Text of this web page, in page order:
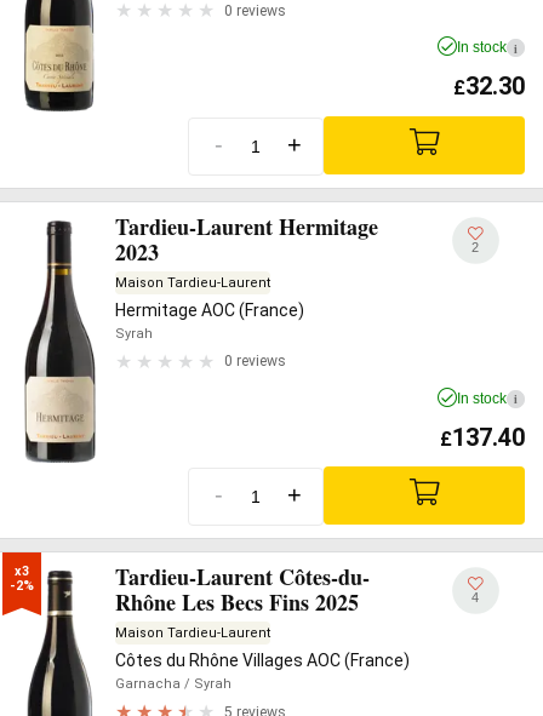
0 reviews
In stock i
£32.30
- +
Tardieu-Laurent Hermitage
2023
Maison Tardieu-Laurent
Hermitage AOC (France)
Syrah
0 reviews
2
In stock i
£137.40
- +
x3
-2%
Tardieu-Laurent Côtes-du-
Rhône Les Becs Fins 2025
Maison Tardieu-Laurent
Côtes du Rhône Villages AOC (France)
Garnacha / Syrah
5 reviews
4